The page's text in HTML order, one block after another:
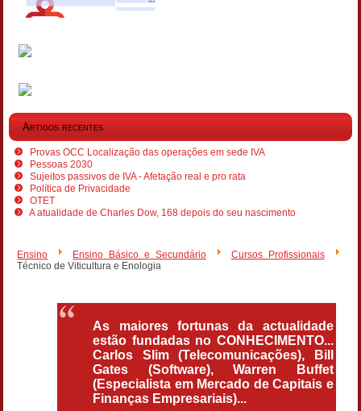
Artigos recentes
Provas OCC Localização das operações em sede IVA
Pessoas 2030
Sujeitos passivos de IVA - Afetação real e pro rata
Política de Privacidade
OTET
A atualidade de Charles Dow, 168 depois do seu nascimento
Ensino Ensino Básico e Secundário
Cursos Profissionais
Técnico de Viticultura e Enologia
As maiores fortunas da actualidade
estão fundadas no CONHECIMENTO...
Carlos Slim (Telecomunicações), Bill
Gates (Software), Warren Buffet
(Especialista em Mercado de Capitais e
Finanças Empresariais)...